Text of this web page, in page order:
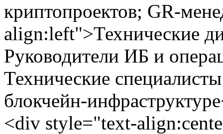
криптопроектов; GR-
align:left">Технические
Руководители ИБ и
Технические
блокчейн-
<div style="text-